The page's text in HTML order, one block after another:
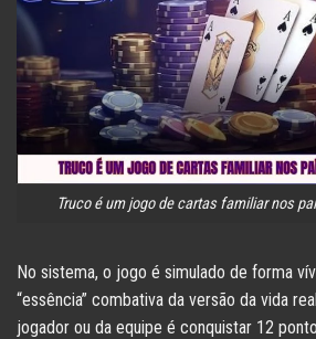
Truco é um jogo de cartas familiar nos
No sistema, o jogo é simulado de forma
“essência” combativa da versão da vida
jogador ou da equipe é conquistar 12